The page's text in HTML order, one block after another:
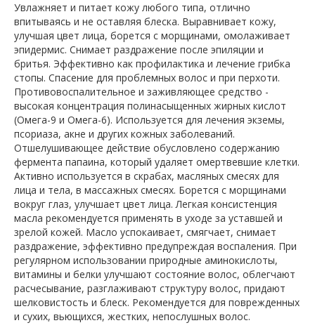
Увлажняет и питает кожу любого типа, отлично
впитываясь и не оставляя блеска. Выравнивает кожу,
улучшая цвет лица, борется с морщинами, омолаживает
эпидермис. Снимает раздражение после эпиляции и
бритья. Эффективно как профилактика и лечение грибка
стопы. Спасение для проблемных волос и при перхоти.
Противовоспалительное и заживляющее средство -
высокая концентрация полинасыщенных жирных кислот
(Омега-9 и Омега-6). Используется для лечения экземы,
псориаза, акне и других кожных заболеваний.
Отшелушивающее действие обусловлено содержанию
фермента папаина, который удаляет омертвевшие клетки.
Активно используется в скрабах, масляных смесях для
лица и тела, в массажных смесях. Борется с морщинами
вокруг глаз, улучшает цвет лица. Легкая консистенция
масла рекомендуется применять в уходе за уставшей и
зрелой кожей. Масло успокаивает, смягчает, снимает
раздражение, эффективно предупреждая воспаления. При
регулярном использовании природные аминокислоты,
витамины и белки улучшают состояние волос, облегчают
расчесывание, разглаживают структуру волос, придают
шелковистость и блеск. Рекомендуется для поврежденных
и сухих, вьющихся, жестких, непослушных волос.